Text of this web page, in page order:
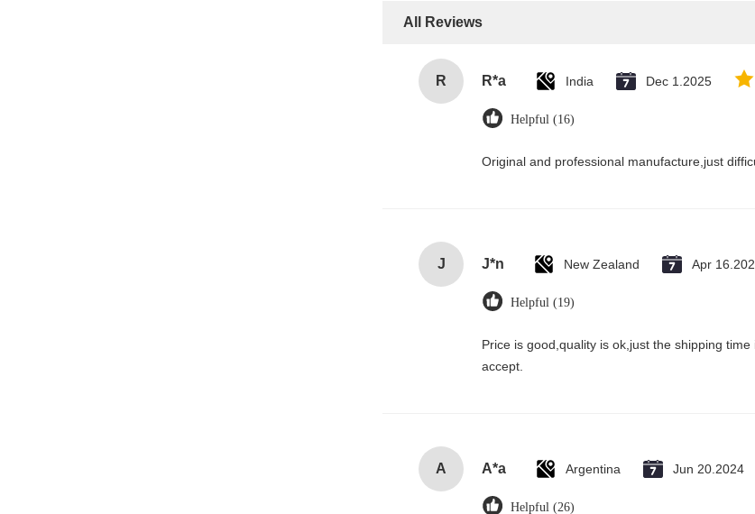
All Reviews
R R*a India Dec 1.2025
Helpful (16)
Original and professional manufacture,just
J J*n New Zealand Apr
Helpful (19)
Price is good,quality is ok,just the shipping
accept.
A A*a Argentina Jun 20.2024
Helpful (26)